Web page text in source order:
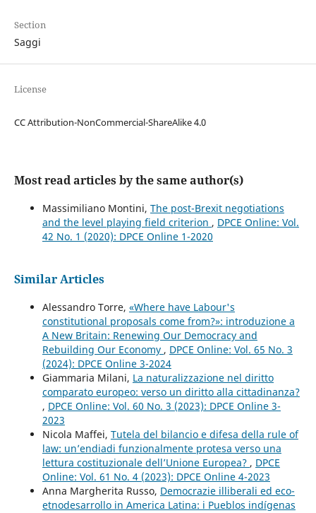
Section
Saggi
License
CC Attribution-NonCommercial-ShareAlike 4.0
Most read articles by the same author(s)
Massimiliano Montini, The post-Brexit negotiations
and the level playing field criterion , DPCE Online: Vol.
42 No. 1 (2020): DPCE Online 1-2020
Similar Articles
Alessandro Torre, «Where have Labour's
constitutional proposals come from?»: introduzione a
A New Britain: Renewing Our Democracy and
Rebuilding Our Economy , DPCE Online: Vol. 65 No. 3
(2024): DPCE Online 3-2024
Giammaria Milani, La naturalizzazione nel diritto
comparato europeo: verso un diritto alla cittadinanza?
, DPCE Online: Vol. 60 No. 3 (2023): DPCE Online 3-
2023
Nicola Maffei, Tutela del bilancio e difesa della rule of
law: un’endiadi funzionalmente protesa verso una
lettura costituzionale dell’Unione Europea? , DPCE
Online: Vol. 61 No. 4 (2023): DPCE Online 4-2023
Anna Margherita Russo, Democrazie illiberali ed eco-
etnodesarrollo in America Latina: i Pueblos indígenas